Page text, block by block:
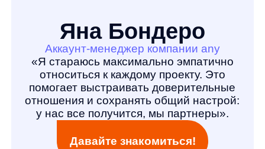
«Я стараюсь максимально эмпатично
относиться к каждому проекту. Это
помогает выстраивать доверительные
отношения и сохранять общий настрой:
у нас все получится, мы партнеры».
Давайте знакомиться!